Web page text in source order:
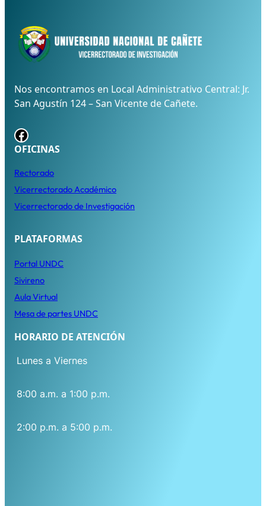
Nos encontramos en Local Administrativo Central: Jr.
San Agustín 124 – San Vicente de Cañete.
Facebook
OFICINAS
Rectorado
Vicerrectorado Académico
Vicerrectorado de Investigación
PLATAFORMAS
Portal UNDC
Sivireno
Aula Virtual
Mesa de partes UNDC
HORARIO DE ATENCIÓN
Lunes a Viernes
8:00 a.m. a 1:00 p.m.
2:00 p.m. a 5:00 p.m.